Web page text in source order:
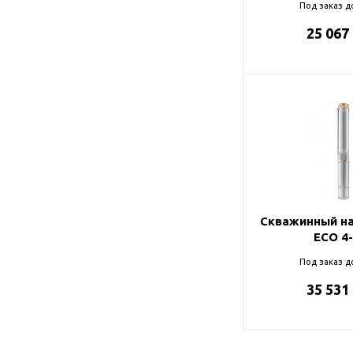
Под заказ
25 067
Скважинный
ECO
Под заказ
35 531